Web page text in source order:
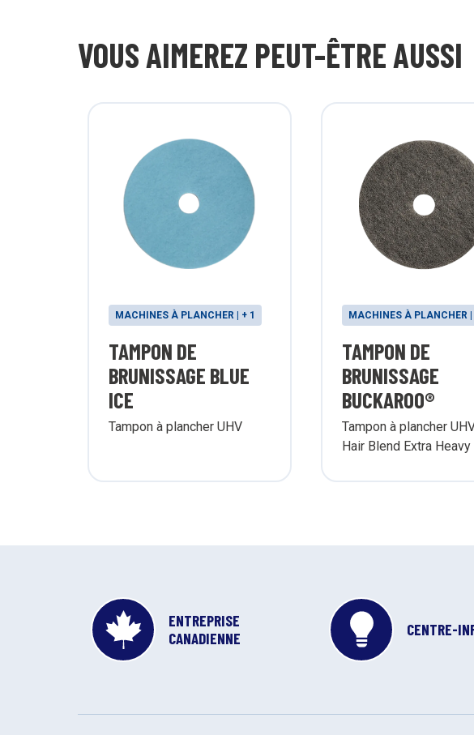
VOUS AIMEREZ PEUT-ÊTRE AUSSI
MACHINES À PLANCHER | + 1
TAMPON DE
BRUNISSAGE BLUE
ICE
Tampon à plancher UHV
MACHINES À PLANCHER |
TAMPON DE
BRUNISSAGE
BUCKAROO®
Tampon à plancher
Hair Blend Extra Heavy
ENTREPRISE
CANADIENNE
CENTRE-